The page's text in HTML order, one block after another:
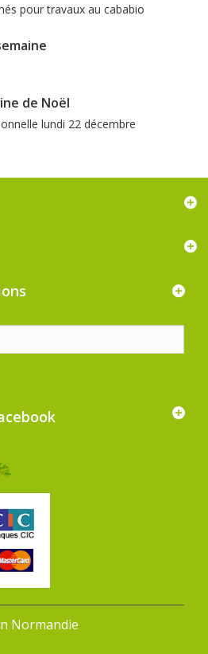
pour travaux au cababio
de Noël
lundi 22 décembre
Normandie